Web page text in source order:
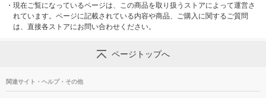
・ 現在ご覧になっているページは、この商品を取り扱うストアによって運営さ
れています。ページに記載されている内容や商品、ご購入に関するご質問
は、直接各ストアにお問い合わせください。
ページトップへ
関連サイト・ヘルプ・その他